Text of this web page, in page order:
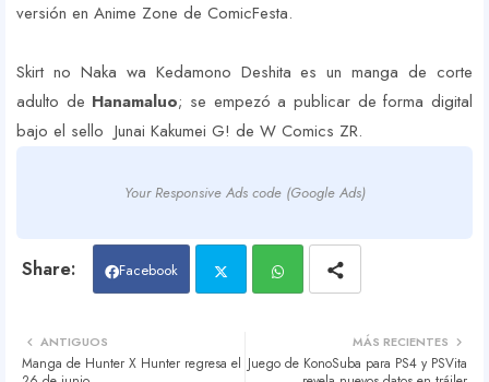
versión en Anime Zone de ComicFesta.
Skirt no Naka wa Kedamono Deshita es un manga de corte
adulto de Hanamaluo; se empezó a publicar de forma digital
bajo el sello Junai Kakumei G! de W Comics ZR.
Your Responsive Ads code (Google Ads)
Facebook
ter atsa
MÁS RECIENTES
Juego de KonoSuba para PS4 y PSVita
ANTIGUOS
Manga de Hunter X Hunter regresa el